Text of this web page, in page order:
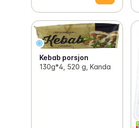
Kebab porsjon
130g*4, 520 g, Kanda